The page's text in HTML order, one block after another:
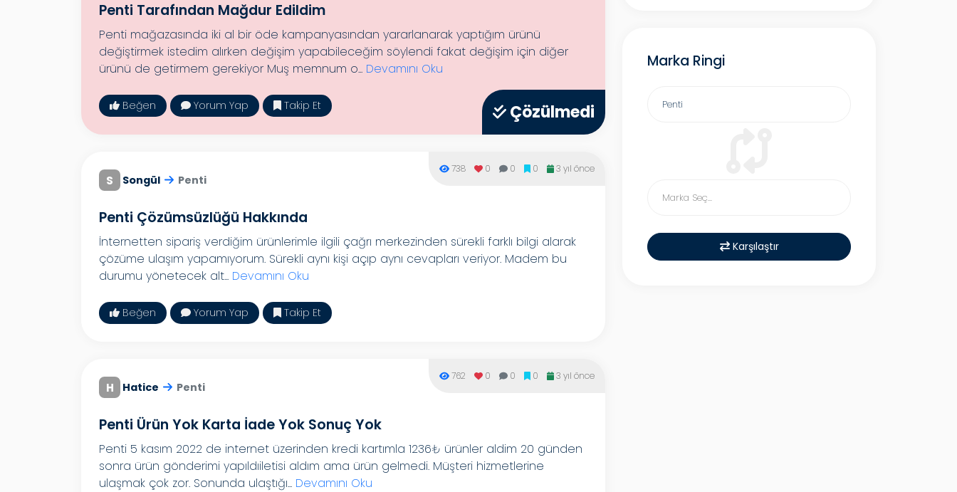
Penti Tarafından Mağdur Edildim
Penti mağazasında iki al bir öde kampanyasından yararlanarak yaptığım ürünü
değiştirmek istedim alırken değişim yapabileceğim söylendi fakat değişim için diğer
ürünü de getirmem gerekiyor Muş memnum o... Devamını Oku
Beğen Yorum Yap Takip Et Çözülmedi
S Songül Penti
Penti Çözümsüzlüğü Hakkında
738 0 0 0 3 yıl önce
İnternetten sipariş verdiğim ürünlerimle ilgili çağrı merkezinden sürekli farklı bilgi alarak
çözüme ulaşım yapamıyorum. Sürekli aynı kişi açıp aynı cevapları veriyor. Madem bu
durumu yönetecek alt... Devamını Oku
Beğen Yorum Yap Takip Et
H Hatice Penti
Penti Ürün Yok Karta İade Yok Sonuç Yok
762 0 0 0 3 yıl önce
Penti 5 kasım 2022 de internet üzerinden kredi kartımla 1236₺ ürünler aldim 20 günden
sonra ürün gönderimi yapıldıiletisi aldım ama ürün gelmedi. Müşteri hizmetlerine
ulaşmak çok zor. Sonunda ulaştığı... Devamını Oku
Marka Ringi
Karşılaştır